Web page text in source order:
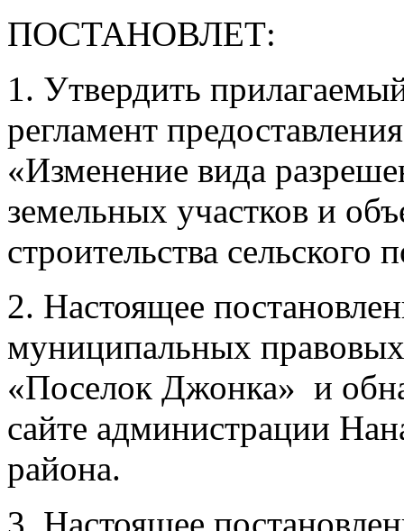
ПОСТАНОВЛЕТ:
1. Утвердить
регламент
«Изменение вида
земельных участков и
строительства
2. Настоящее
муниципальных правовых
«Поселок Джонка» и
сайте администрации
района.